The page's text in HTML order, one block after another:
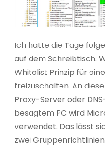
Ich hatte die Tage
auf dem Schreibtisch.
Whitelist Prinzip für
freizuschalten. An
Proxy-Server oder
besagtem PC wird
verwendet. Das lässt
zwei